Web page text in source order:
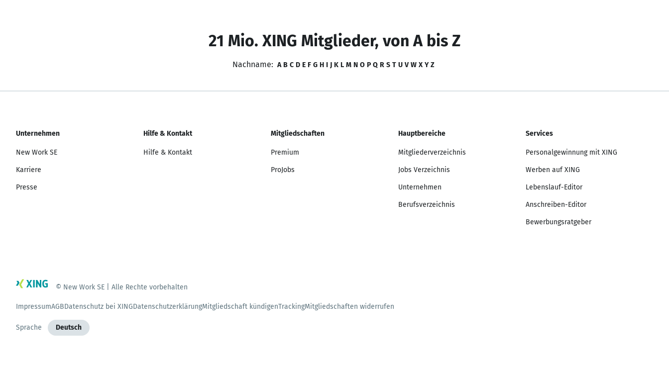
21 Mio. XING Mitglieder, von A bis Z
Nachname: A B C D E F G H I J K L M N O P Q R S T U V W X Y Z
Unternehmen
New Work SE
Karriere
Presse
Hilfe & Kontakt
Hilfe & Kontakt
Mitgliedschaften
Premium
ProJobs
Hauptbereiche
Mitgliederverzeichnis
Jobs Verzeichnis
Unternehmen
Berufsverzeichnis
Services
Personalgewinnung mit XING
Werben auf XING
Lebenslauf-Editor
Anschreiben-Editor
Bewerbungsratgeber
© New Work SE | Alle Rechte vorbehalten
ImpressumAGBDatenschutz bei XINGDatenschutzerklärungMitgliedschaft kündigenTrackingMitgliedschaften widerrufen
Sprache Deutsch